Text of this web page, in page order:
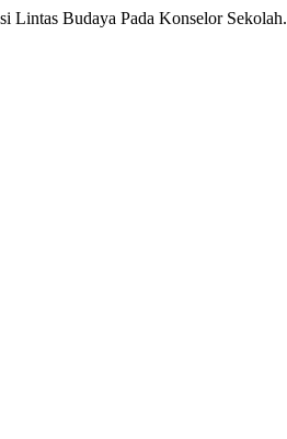
Budaya Pada Konselor Sekolah.